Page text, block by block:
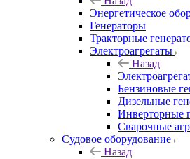
Энергетическое
Генераторы
Тракторные
Электроагрегаты
Назад
Бензиновые
Дизельные
Инверторные
Сварочные
Судовое оборудование
Назад